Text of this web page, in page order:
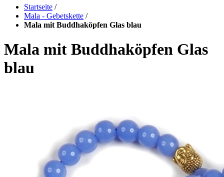
Startseite /
Mala - Gebetskette /
Mala mit Buddhaköpfen Glas blau
Mala mit Buddhaköpfen Glas
blau